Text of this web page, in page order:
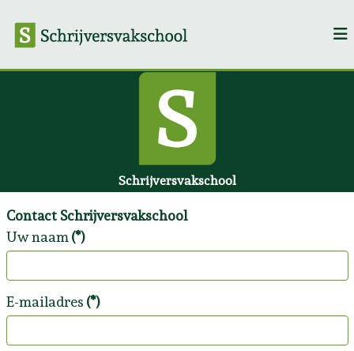
Schrijversvakschool
Contact Schrijversvakschool
Uw naam (*)
E-mailadres (*)